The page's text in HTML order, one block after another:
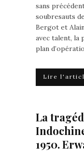
sans
soubresauts
Bergot et
avec talent, la
plan
Lire
La
1950.